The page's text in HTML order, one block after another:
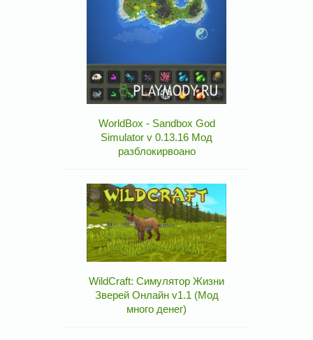
WorldBox - Sandbox God
Simulator v 0.13.16 Мод
разблокирвоано
WildCraft: Симулятор Жизни
Зверей Онлайн v1.1 (Мод
много денег)